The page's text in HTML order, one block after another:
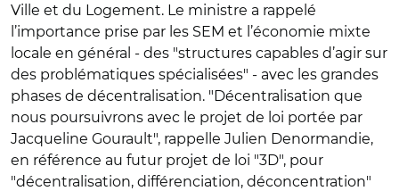
Ville et du Logement. Le ministre a rappelé
l’importance prise par les SEM et l’économie mixte
locale en général - des "structures capables d’agir sur
des problématiques spécialisées" - avec les grandes
phases de décentralisation. "Décentralisation que
nous poursuivrons avec le projet de loi portée par
Jacqueline Gourault", rappelle Julien Denormandie,
en référence au futur projet de loi "3D", pour
"décentralisation, différenciation, déconcentration"